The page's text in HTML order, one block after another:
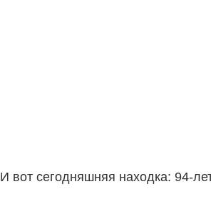
И вот сегодняшняя находка: 94-